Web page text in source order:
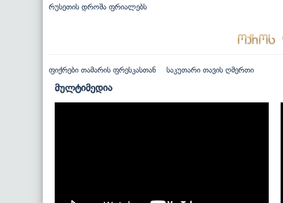
რუსეთის დროშა ფრიალებს
ფიქრები თამარის ფრესკასთან საკუთარი თავის ღმერთი
მულტიმედია